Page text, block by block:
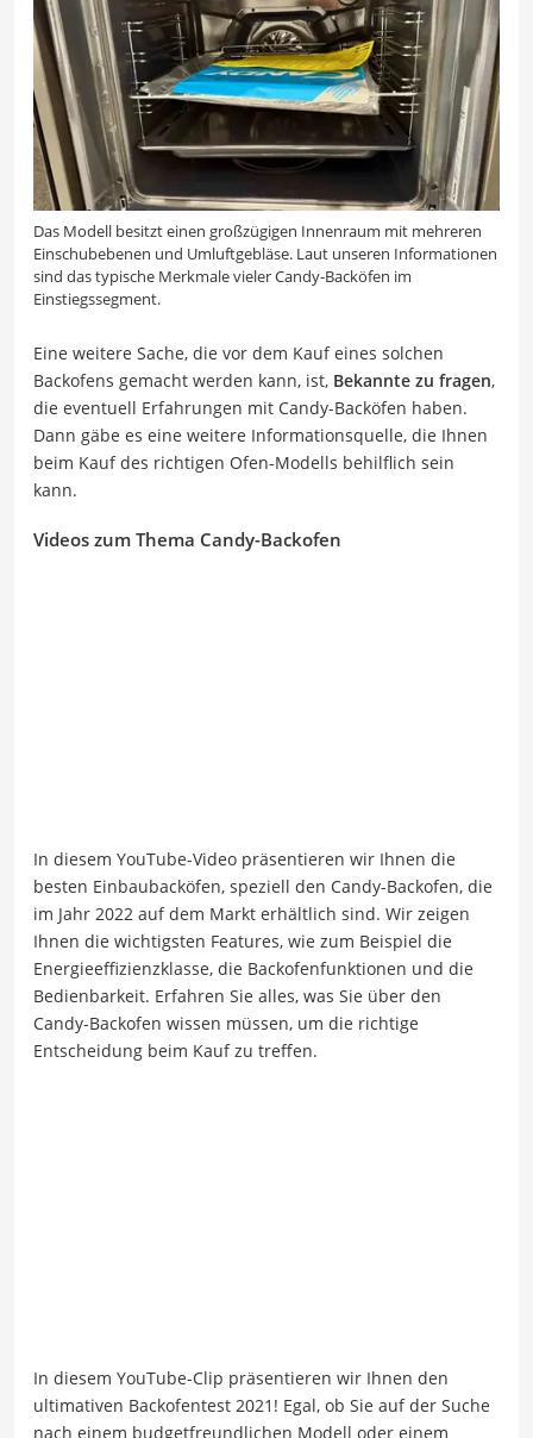
Das Modell besitzt einen großzügigen Innenraum mit mehreren
Einschubebenen und Umluftgebläse. Laut unseren Informationen
sind das typische Merkmale vieler Candy-Backöfen im
Einstiegssegment.
Eine weitere Sache, die vor dem Kauf eines solchen
Backofens gemacht werden kann, ist, Bekannte zu fragen,
die eventuell Erfahrungen mit Candy-Backöfen haben.
Dann gäbe es eine weitere Informationsquelle, die Ihnen
beim Kauf des richtigen Ofen-Modells behilflich sein
kann.
Videos zum Thema Candy-Backofen
In diesem YouTube-Video präsentieren wir Ihnen die
besten Einbaubacköfen, speziell den Candy-Backofen, die
im Jahr 2022 auf dem Markt erhältlich sind. Wir zeigen
Ihnen die wichtigsten Features, wie zum Beispiel die
Energieeffizienzklasse, die Backofenfunktionen und die
Bedienbarkeit. Erfahren Sie alles, was Sie über den
Candy-Backofen wissen müssen, um die richtige
Entscheidung beim Kauf zu treffen.
In diesem YouTube-Clip präsentieren wir Ihnen den
ultimativen Backofentest 2021! Egal, ob Sie auf der Suche
nach einem budgetfreundlichen Modell oder einem